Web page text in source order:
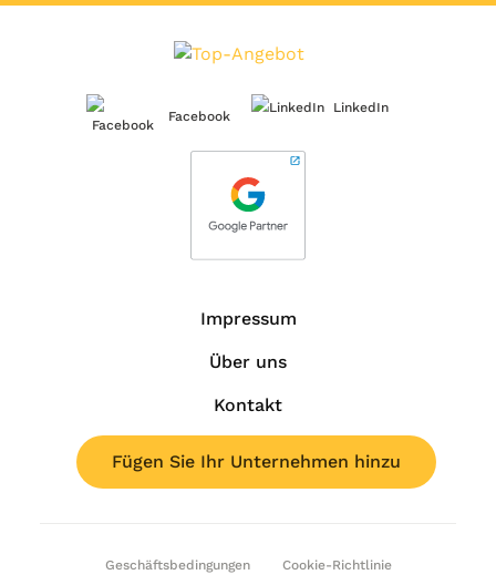
Facebook
LinkedIn
Impressum
Über uns
Kontakt
Fügen Sie Ihr Unternehmen hinzu
Geschäftsbedingungen Cookie-Richtlinie